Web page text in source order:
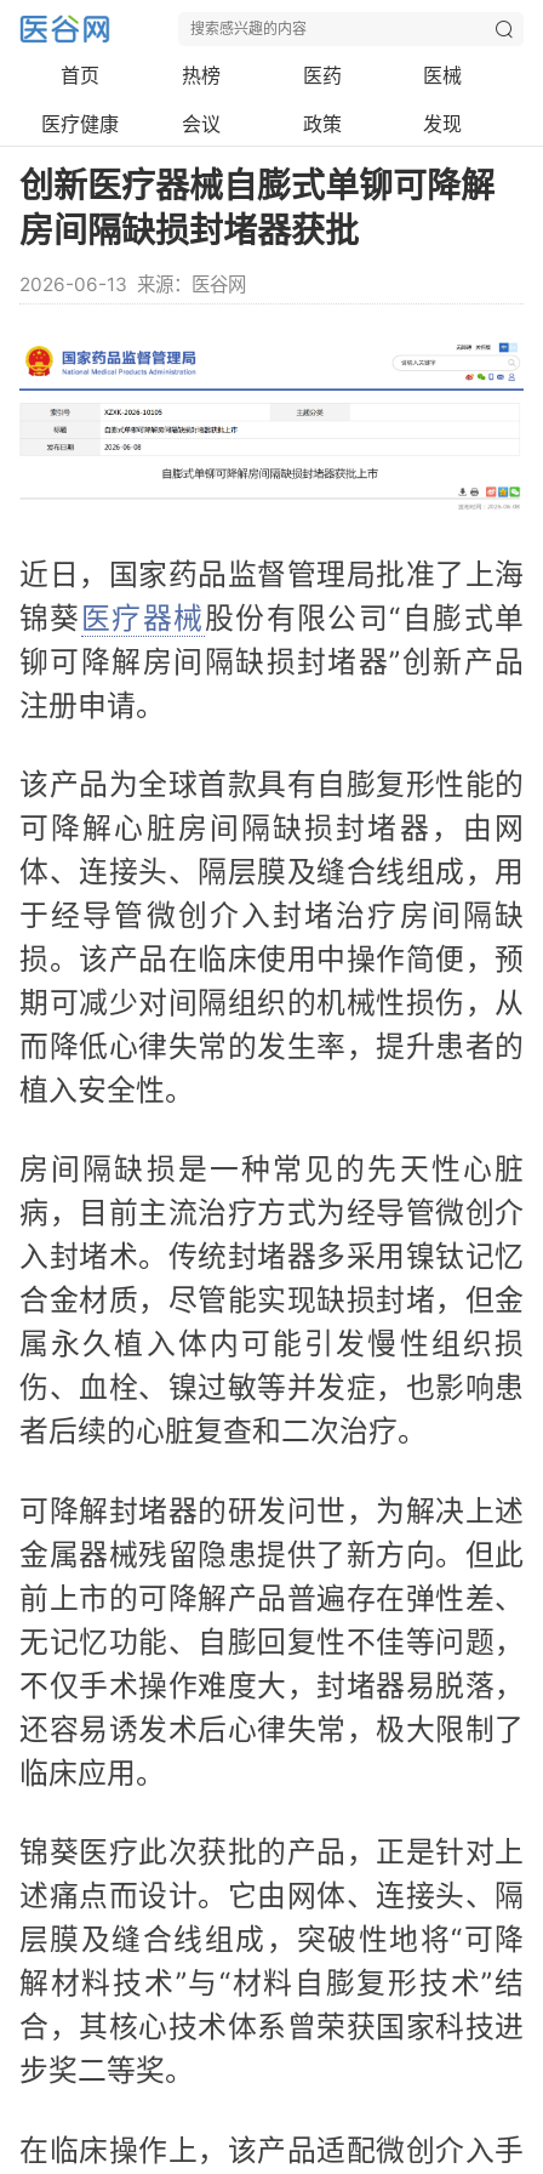
首页 热榜 医药
医械
医疗健康
会议 政策 发现
创新医疗器械自膨式单铆可降解
房间隔缺损封堵器获批
2026-06-13 来源：医谷网
近日，国家药品监督管理局批准了上海
锦葵医疗器械股份有限公司“自膨式单
铆可降解房间隔缺损封堵器”创新产品
注册申请。
该产品为全球首款具有自膨复形性能的
可降解心脏房间隔缺损封堵器，由网
体、连接头、隔层膜及缝合线组成，用
于经导管微创介入封堵治疗房间隔缺
损。该产品在临床使用中操作简便，预
期可减少对间隔组织的机械性损伤，从
而降低心律失常的发生率，提升患者的
植入安全性。
房间隔缺损是一种常见的先天性心脏
病，目前主流治疗方式为经导管微创介
入封堵术。传统封堵器多采用镍钛记忆
合金材质，尽管能实现缺损封堵，但金
属永久植入体内可能引发慢性组织损
伤、血栓、镍过敏等并发症，也影响患
者后续的心脏复查和二次治疗。
可降解封堵器的研发问世，为解决上述
金属器械残留隐患提供了新方向。但此
前上市的可降解产品普遍存在弹性差、
无记忆功能、自膨回复性不佳等问题，
不仅手术操作难度大，封堵器易脱落，
还容易诱发术后心律失常，极大限制了
临床应用。
锦葵医疗此次获批的产品，正是针对上
述痛点而设计。它由网体、连接头、隔
层膜及缝合线组成，突破性地将“可降
解材料技术”与“材料自膨复形技术”结
合，其核心技术体系曾荣获国家科技进
步奖二等奖。
在临床操作上，该产品适配微创介入手